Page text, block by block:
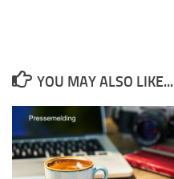
YOU MAY ALSO LIKE...